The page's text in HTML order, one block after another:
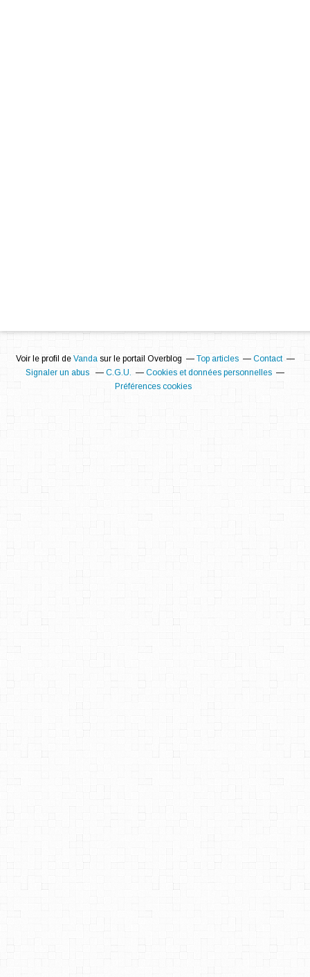
Voir le profil de Vandasur le portail Overblog Top articles
Contact
Signaler un abus
C.G.U.
Cookies et données personnelles
Préférences cookies